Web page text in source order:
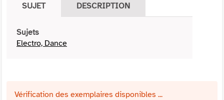
SUJET DESCRIPTION
Sujets
Electro, Dance
Vérification des exemplaires disponibles ...